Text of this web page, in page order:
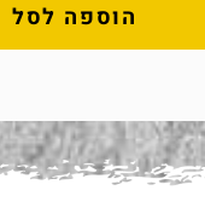
הוספה לסל